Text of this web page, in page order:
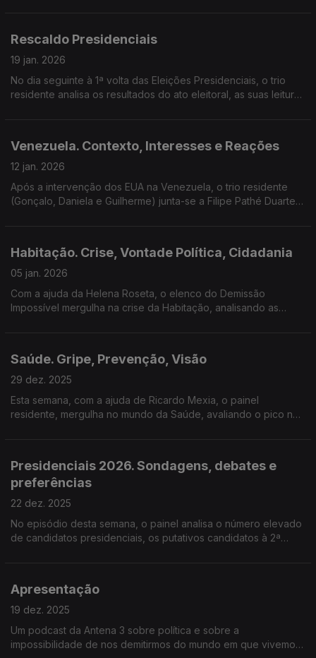
Rescaldo Presidenciais
19 jan. 2026
No dia seguinte à 1ª volta das Eleições Presidenciais, o trio
residente analisa os resultados do ato eleitoral, as suas leituras
Venezuela. Contexto, Interesses e Reações
12 jan. 2026
Após a intervenção dos EUA na Venezuela, o trio residente
(Gonçalo, Daniela e Guilherme) junta-se a Filipe Pathé Duarte
Habitação. Crise, Vontade Política, Cidadania
05 jan. 2026
Com a ajuda da Helena Roseta, o elenco do Demissão
Impossível mergulha na crise da Habitação, analisando as
Saúde. Gripe, Prevenção, Visão
29 dez. 2025
Esta semana, com a ajuda de Ricardo Mexia, o painel
residente, mergulha no mundo da Saúde, avaliando o pico nas
Presidenciais 2026. Sondagens, debates e
preferências
22 dez. 2025
No episódio desta semana, o painel analisa o número elevado
de candidatos presidenciais, os putativos candidatos à 2ª
Apresentação
19 dez. 2025
Um podcast da Antena 3 sobre política e sobre a
impossibilidade de nos demitirmos do mundo em que vivemos.